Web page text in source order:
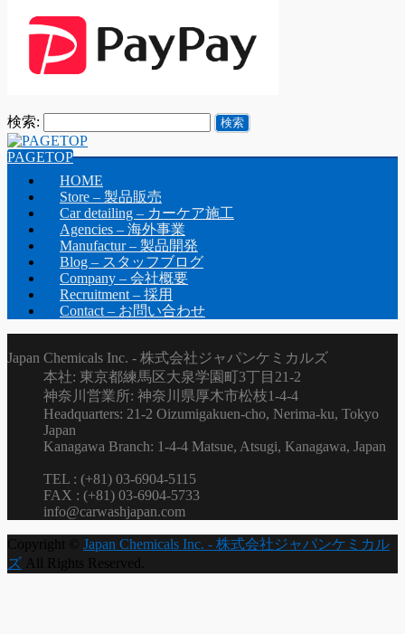
検索:
PAGETOP
HOME
Store – 製品販売
Car detailing – カーケア施工
Agencies – 海外事業
Manufactur – 製品開発
Blog – スタッフブログ
Company – 会社概要
Recruitment – 採用
Contact – お問い合わせ
Japan Chemicals Inc. - 株式会社ジャパンケミカルズ
本社: 東京都練馬区大泉学園町3丁目21-2
神奈川営業所: 神奈川県厚木市松枝1-4-4
Headquarters: 21-2 Oizumigakuen-cho, Nerima-ku, Tokyo
Japan
Kanagawa Branch: 1-4-4 Matsue, Atsugi, Kanagawa, Japan
TEL : (+81) 03-6904-5115
FAX : (+81) 03-6904-5733
info@carwashjapan.com
Copyright © Japan Chemicals Inc. - 株式会社ジャパンケミカル
ズ All Rights Reserved.